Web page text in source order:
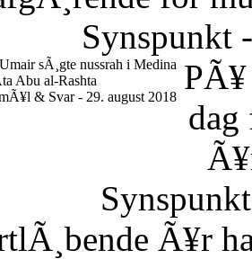
Synspunkt
sÃ¸gte nussrah i Medina
Abu al-Rashta
& Svar - 29. august 2018
dag
Ã¥r